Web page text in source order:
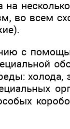
несколько
во всем
с
холода,